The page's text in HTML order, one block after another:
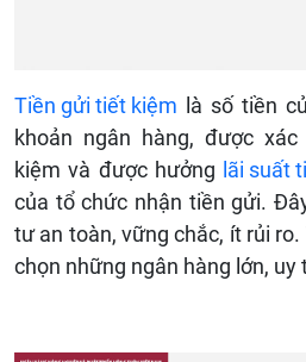
Tiền gửi tiết kiệm là số tiền
khoản ngân hàng, được
kiệm và được hưởng lãi suất
của tổ chức nhận tiền gửi.
tư an toàn, vững chắc, ít rủi
chọn những ngân hàng lớn, uy